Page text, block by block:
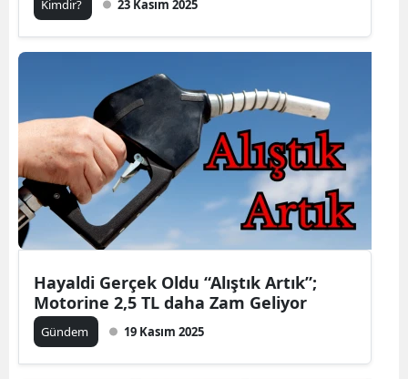
Kimdir? 23 Kasım 2025
Hayaldi Gerçek Oldu “Alıştık Artık”;
Motorine 2,5 TL daha Zam Geliyor
Gündem 19 Kasım 2025